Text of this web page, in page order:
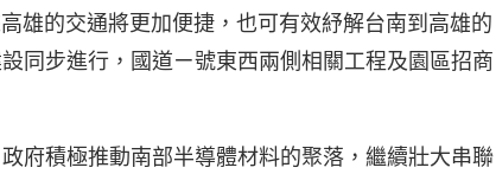
雄的交通將更加便捷，也可有效紓解台南到高雄的
同步進行，國道ㄧ號東西兩側相關工程及園區招商
府積極推動南部半導體材料的聚落，繼續壯大串聯